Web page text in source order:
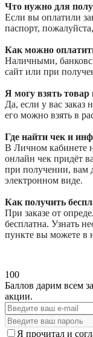
Что нужно для
Если вы оплатили
паспорт,
Как можно
Наличными,
сайт или при
Я могу взять товар
Да, если у вас заказ
его можно взять в
Где найти чек и
В Личном кабинете
онлайн чек придёт
при получении, вам
электронном виде.
Как получить
При заказе от
бесплатна. Узнать
пункте вы можете в
100
Баллов дарим всем
акции.
Я прочитал и